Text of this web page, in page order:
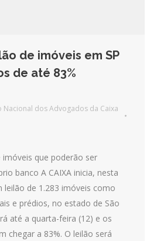
de imóveis em SP
de até 83%
Nacional dos Advogados da Caixa
que poderão ser
banco A CAIXA inicia, nesta
leilão de 1.283 imóveis como
e prédios, no estado de São
até a quarta-feira (12) e os
chegar a 83%. O leilão será